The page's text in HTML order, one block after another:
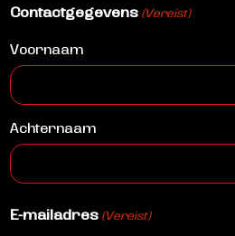
Contactgegevens (Vereist)
Voornaam
Achternaam
E-mailadres (Vereist)